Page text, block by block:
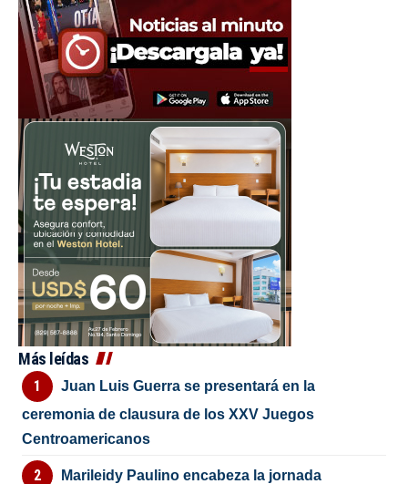
Más leídas
Juan Luis Guerra se presentará en la
ceremonia de clausura de los XXV Juegos
Centroamericanos
Marileidy Paulino encabeza la jornada